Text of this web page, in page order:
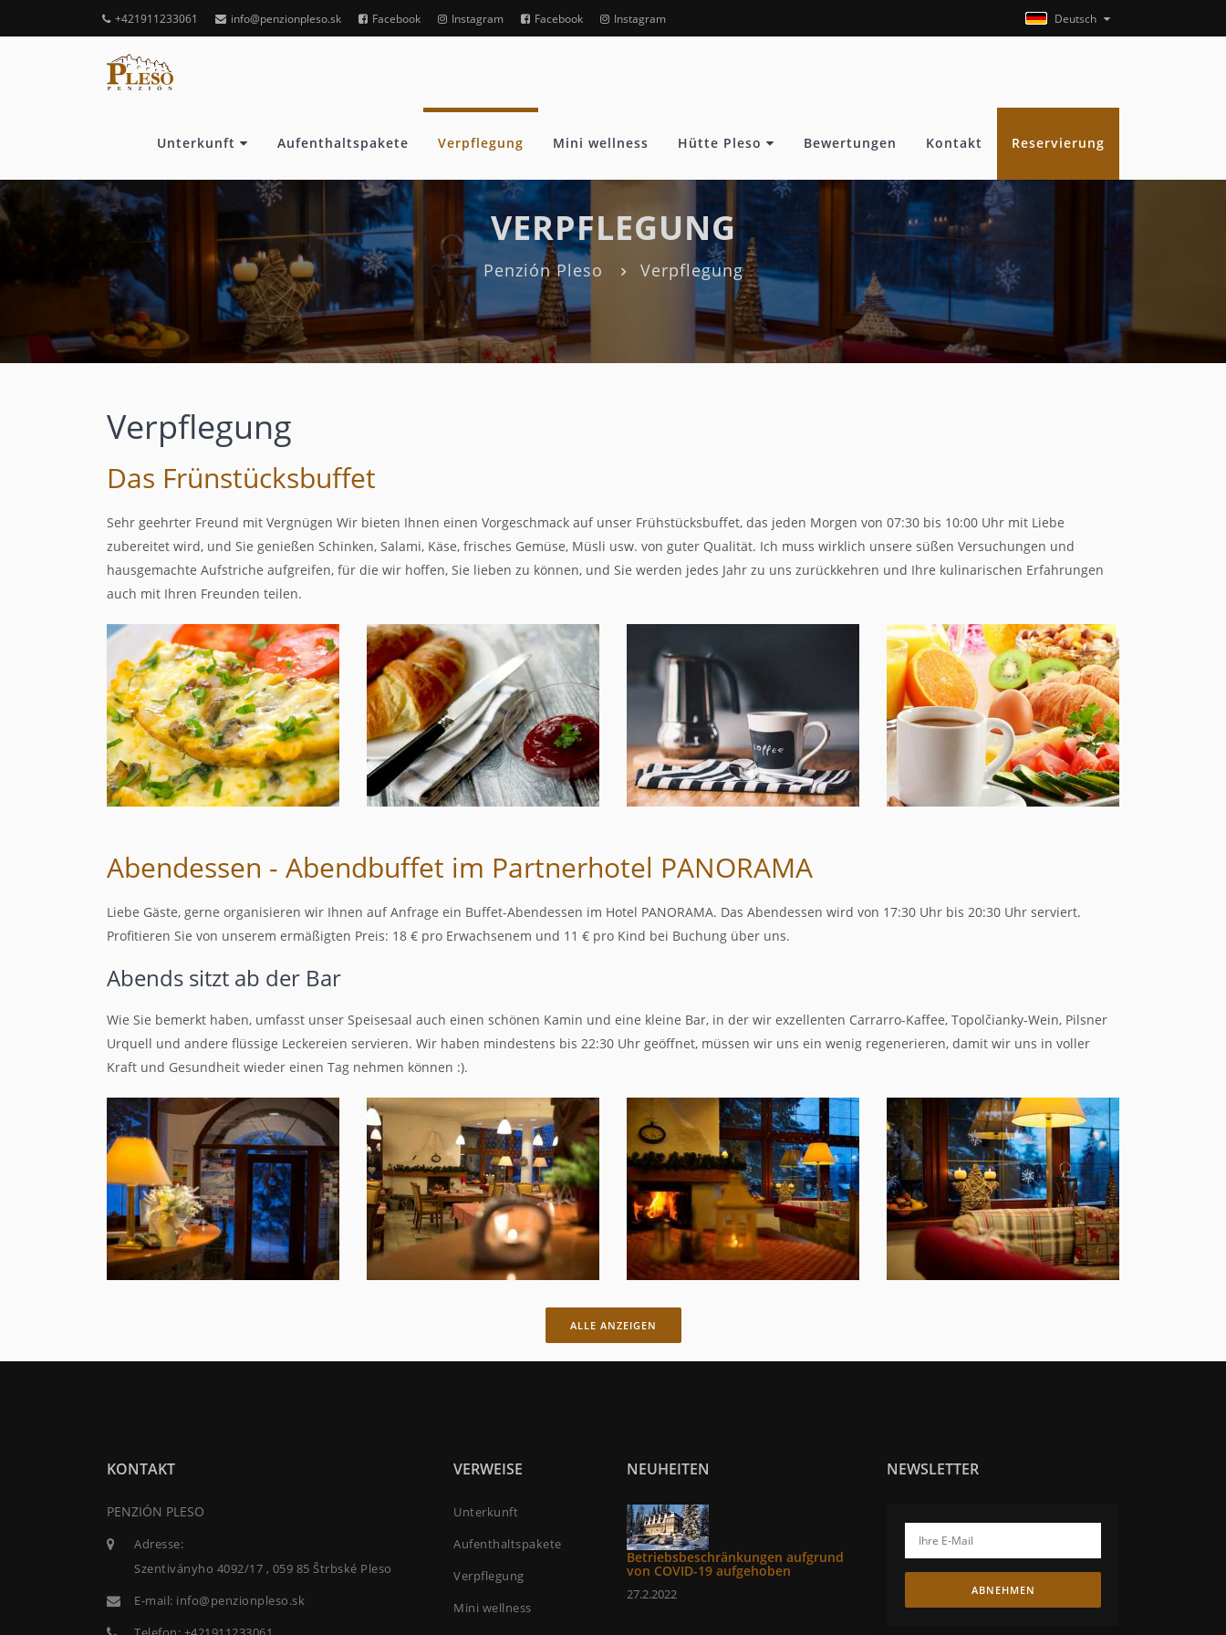
+421911233061 info@penzionpleso.sk Facebook Instagram Facebook Instagram Deutsch
Unterkunft Aufenthaltspakete Verpflegung Mini wellness Hütte Pleso Bewertungen Kontakt Reservierung
VERPFLEGUNG
Penzión Pleso Verpflegung
Verpflegung
Das Frünstücksbuffet
Sehr geehrter Freund mit Vergnügen Wir bieten Ihnen einen Vorgeschmack auf unser Frühstücksbuffet, das jeden Morgen von 07:30 bis 10:00 Uhr mit Liebe
zubereitet wird, und Sie genießen Schinken, Salami, Käse, frisches Gemüse, Müsli usw. von guter Qualität. Ich muss wirklich unsere süßen Versuchungen und
hausgemachte Aufstriche aufgreifen, für die wir hoffen, Sie lieben zu können, und Sie werden jedes Jahr zu uns zurückkehren und Ihre kulinarischen Erfahrungen
auch mit Ihren Freunden teilen.
Abendessen - Abendbuffet im Partnerhotel PANORAMA
Liebe Gäste, gerne organisieren wir Ihnen auf Anfrage ein Buffet-Abendessen im Hotel PANORAMA. Das Abendessen wird von 17:30 Uhr bis 20:30 Uhr serviert.
Profitieren Sie von unserem ermäßigten Preis: 18 € pro Erwachsenem und 11 € pro Kind bei Buchung über uns.
Abends sitzt ab der Bar
Wie Sie bemerkt haben, umfasst unser Speisesaal auch einen schönen Kamin und eine kleine Bar, in der wir exzellenten Carrarro-Kaffee, Topolčianky-Wein, Pilsner
Urquell und andere flüssige Leckereien servieren. Wir haben mindestens bis 22:30 Uhr geöffnet, müssen wir uns ein wenig regenerieren, damit wir uns in voller
Kraft und Gesundheit wieder einen Tag nehmen können :).
ALLE ANZEIGEN
KONTAKT
PENZIÓN PLESO
Adresse:
Szentiványho 4092/17 , 059 85 Štrbské Pleso
E-mail: info@penzionpleso.sk
VERWEISE
Unterkunft
Aufenthaltspakete
Verpflegung
Mini wellness
NEUHEITEN
Betriebsbeschränkungen aufgrund
von COVID-19 aufgehoben
27.2.2022
NEWSLETTER
ABNEHMEN